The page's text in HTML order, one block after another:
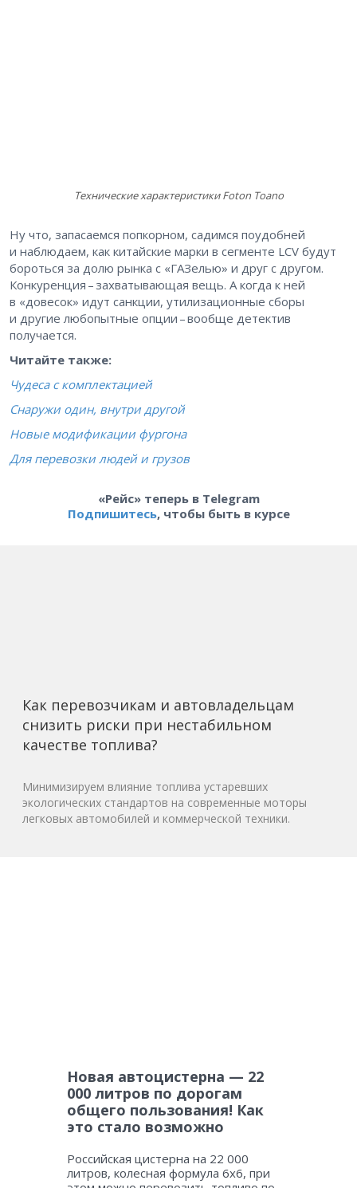
Технические характеристики Foton Toano
Ну что, запасаемся попкорном, садимся поудобней
и наблюдаем, как китайские марки в сегменте LCV будут
бороться за долю рынка с «ГАЗелью» и друг с другом.
Конкуренция – захватывающая вещь. А когда к ней
в «довесок» идут санкции, утилизационные сборы
и другие любопытные опции – ​вообще детектив
получается.
Читайте также:
Чудеса с комплектацией
Снаружи один, внутри другой
Новые модификации фургона
Для перевозки людей и грузов
«Рейс» теперь в Telegram
Подпишитесь, чтобы быть в курсе
Как перевозчикам и автовладельцам
снизить риски при нестабильном
качестве топлива?
Минимизируем влияние топлива устаревших
экологических стандартов на современные моторы
легковых автомобилей и коммерческой техники.
Новая автоцистерна — 22
000 литров по дорогам
общего пользования! Как
это стало возможно
Российская цистерна на 22 000
литров, колесная формула 6х6, при